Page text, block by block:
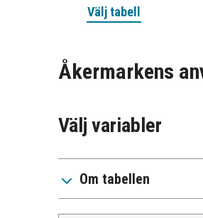
Välj tabell
Åkermarkens
Välj variabler
Om tabellen